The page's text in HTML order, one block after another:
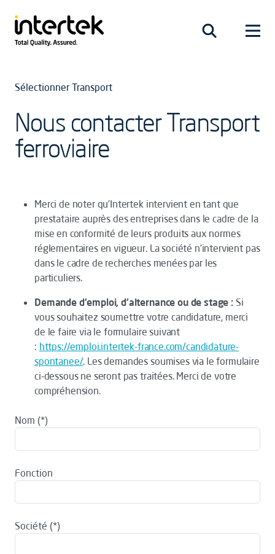
Sélectionner Transport
Nous contacter Transport
ferroviaire
Merci de noter qu’Intertek intervient en tant que
prestataire auprès des entreprises dans le cadre de la
mise en conformité de leurs produits aux normes
réglementaires en vigueur. La société n’intervient pas
dans le cadre de recherches menées par les
particuliers.
Demande d'emploi, d'alternance ou de stage : Si
vous souhaitez soumettre votre candidature, merci
de le faire via le formulaire suivant
: https://emploi.intertek-france.com/candidature-
spontanee/. Les demandes soumises via le formulaire
ci-dessous ne seront pas traitées. Merci de votre
compréhension.
Nom
Fonction
Société